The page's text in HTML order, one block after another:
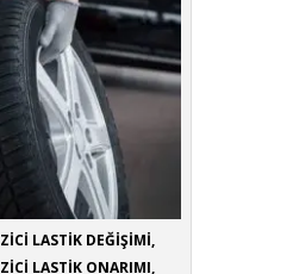
LASTİK DEĞİŞİMİ,
LASTİK ONARIMI,